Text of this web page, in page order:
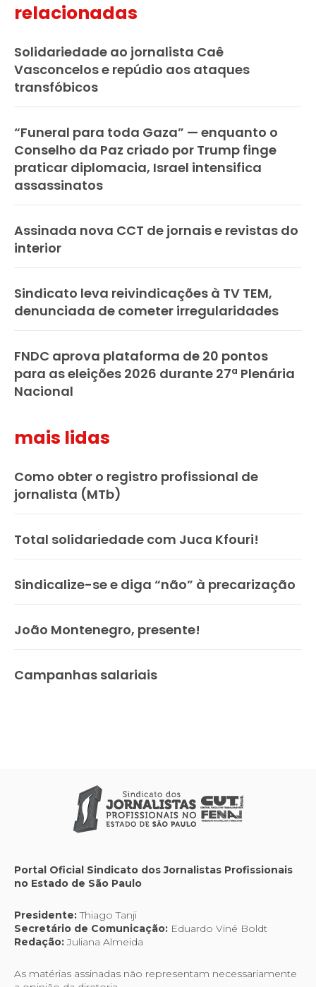
relacionadas
Solidariedade ao jornalista Caê
Vasconcelos e repúdio aos ataques
transfóbicos
“Funeral para toda Gaza” — enquanto o
Conselho da Paz criado por Trump finge
praticar diplomacia, Israel intensifica
assassinatos
Assinada nova CCT de jornais e revistas do
interior
Sindicato leva reivindicações à TV TEM,
denunciada de cometer irregularidades
FNDC aprova plataforma de 20 pontos
para as eleições 2026 durante 27ª Plenária
Nacional
mais lidas
Como obter o registro profissional de
jornalista (MTb)
Total solidariedade com Juca Kfouri!
Sindicalize-se e diga “não” à precarização
João Montenegro, presente!
Campanhas salariais
Portal Oficial Sindicato dos Jornalistas Profissionais
no Estado de São Paulo
Presidente:Thiago Tanji
Secretário de Comunicação: Eduardo Viné Boldt
Redação:Juliana Almeida
As matérias assinadas não representam necessariamente